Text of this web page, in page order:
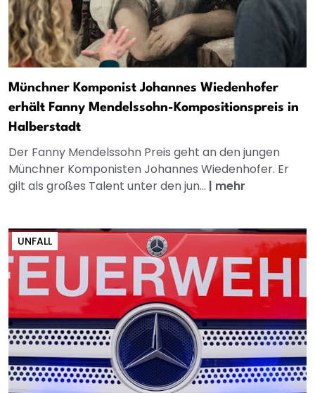
Münchner Komponist Johannes Wiedenhofer
erhält Fanny Mendelssohn-Kompositionspreis in
Halberstadt
Der Fanny Mendelssohn Preis geht an den jungen
Münchner Komponisten Johannes Wiedenhofer. Er
gilt als großes Talent unter den jun... | mehr
UNFALL